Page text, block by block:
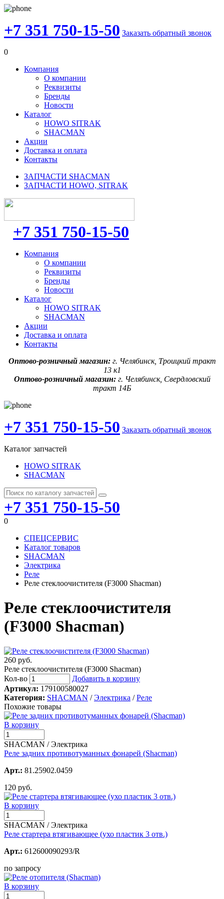
+7 351 750-15-50 Заказать обратный звонок
0
Компания
О компании
Реквизиты
Бренды
Новости
Каталог
HOWO SITRAK
SHACMAN
Акции
Доставка и оплата
Контакты
ЗАПЧАСТИ SHACMAN
ЗАПЧАСТИ HOWO, SITRAK
+7 351 750-15-50
Компания
О компании
Реквизиты
Бренды
Новости
Каталог
HOWO SITRAK
SHACMAN
Акции
Доставка и оплата
Контакты
Оптово-розничный магазин: г. Челябинск, Троицкий тракт
13 к1
Оптово-розничный магазин:г. Челябинск, Свердловский
тракт 14Б
+7 351 750-15-50 Заказать обратный звонок
Каталог запчастей
HOWO SITRAK
SHACMAN
+7 351 750-15-50
0
СПЕЦСЕРВИС
Каталог товаров
SHACMAN
Электрика
Реле
Реле стеклоочистителя (F3000 Shacman)
Реле стеклоочистителя
(F3000 Shacman)
260 руб.
Реле стеклоочистителя (F3000 Shacman)
Кол-во
Добавить в корзину
Артикул: 179100580027
Категория: SHACMAN /Электрика /Реле
Похожие товары
В корзину
SHACMAN / Электрика
Реле задних противотуманных фонарей (Shacman)
Арт.: 81.25902.0459
120 руб.
В корзину
SHACMAN / Электрика
Реле стартера втягивающее (ухо пластик 3 отв.)
Арт.: 612600090293/R
по запросу
В корзину